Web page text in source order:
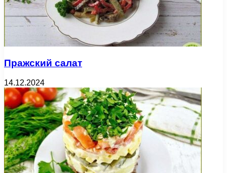
Пражский салат
14.12.2024